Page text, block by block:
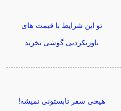
تو این شرایط با قیمت های
باورنکردنی گوشی بخرید
هیچی سفر تابستونی نمیشه!